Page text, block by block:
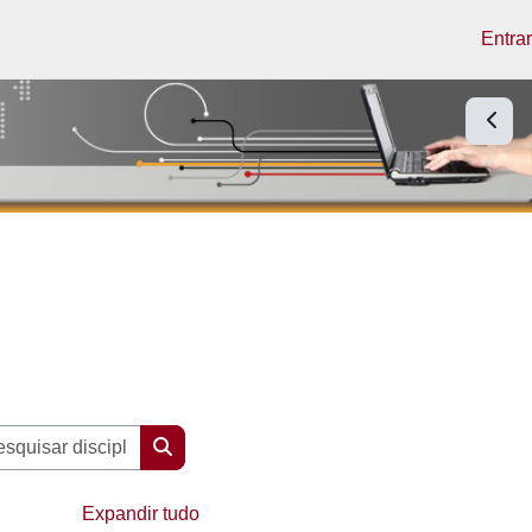
Entrar
Abrir
Pesquisar disciplinas
Pesquisar disciplinas
Expandir tudo